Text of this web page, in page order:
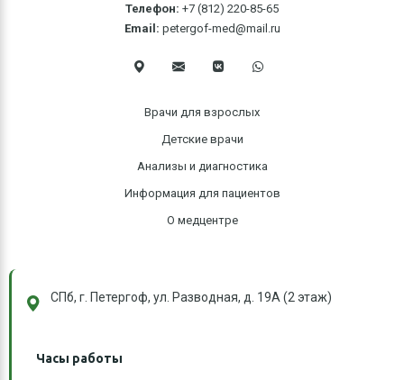
Телефон: +7 (812) 220-85-65
Email: petergof-med@mail.ru
Врачи для взрослых
Детские врачи
Анализы и диагностика
Информация для пациентов
О медцентре
СПб, г. Петергоф, ул. Разводная, д. 19А (2 этаж)
Часы работы